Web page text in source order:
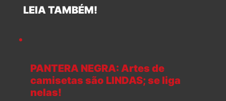
LEIA TAMBÉM!
PANTERA NEGRA: Artes de
camisetas são LINDAS; se liga
nelas!